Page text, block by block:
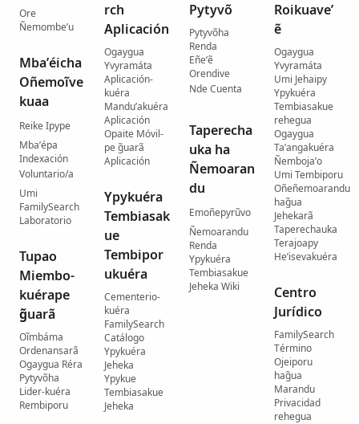
Ore
Ñemombe’u
Mba’éicha
Oñemoĩve
kuaa
Reike Ipype
Mba’épa
Indexación
Voluntario/a
Umi
FamilySearch
Laboratorio
Tupao
Miembo-
kuérape
g̃uarã
Oĩmbáma
Ordenansarã
Ogaygua Réra
Pytyvõha
Lider-kuéra
Rembiporu
rch
Aplicación
Ogaygua
Yvyramáta
Aplicación-
kuéra
Mandu’akuéra
Aplicación
Opaite Móvil-
pe g̃uarã
Aplicación
Ypykuéra
Tembiasak
ue
Tembipor
ukuéra
Cementerio-
kuéra
FamilySearch
Catálogo
Ypykuéra
Jeheka
Ypykue
Tembiasakue
Jeheka
Pytyvõ
Pytyvõha
Renda
Eñe’ẽ
Orendive
Nde Cuenta
Taperecha
uka ha
Ñemoaran
du
Emoñepyrũvo
Ñemoarandu
Renda
Ypykuéra
Tembiasakue
Jeheka Wiki
Roikuave’
ẽ
Ogaygua
Yvyramáta
Umi Jehaipy
Ypykuéra
Tembiasakue
rehegua
Ogaygua
Ta’angakuéra
Ñemboja’o
Umi Tembiporu
Oñeñemoarandu
hag̃ua
Jehekarã
Taperechauka
Terajoapy
He’isevakuéra
Centro
Jurídico
FamilySearch
Término
Ojeiporu
hag̃ua
Marandu
Privacidad
rehegua